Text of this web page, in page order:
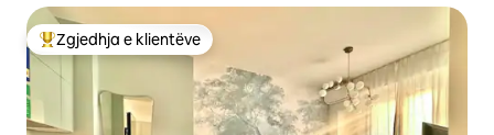
Më të mirat e zgjedhjeve të klientëve
Zgjedhja e klientëve